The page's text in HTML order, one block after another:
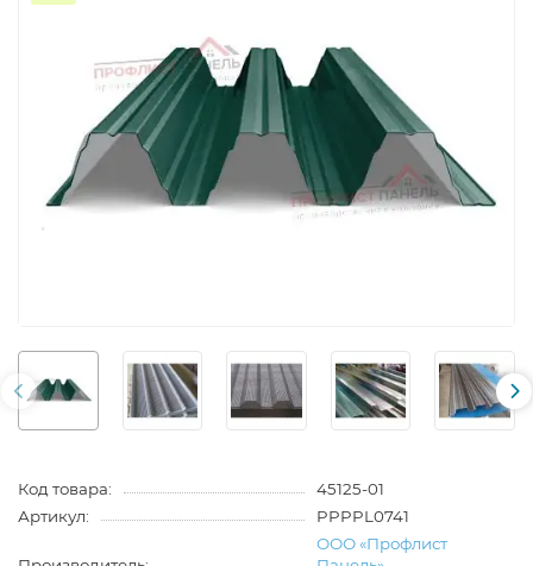
Код товара:
45125-01
Артикул:
PPPPL0741
ООО «Профлист